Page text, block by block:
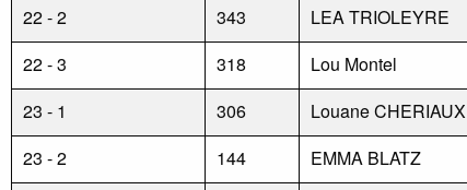
22 - 2
343 LEA TRIOLEYRE
22 - 3
318 Lou Montel
23 - 1
306 Louane CHERIAUX
23 - 2
144 EMMA BLATZ